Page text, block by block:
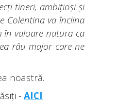
tineri, ambițioși și
Colentina va înclina
în valoare natura ca
râu major care ne
noastră.
- AICI